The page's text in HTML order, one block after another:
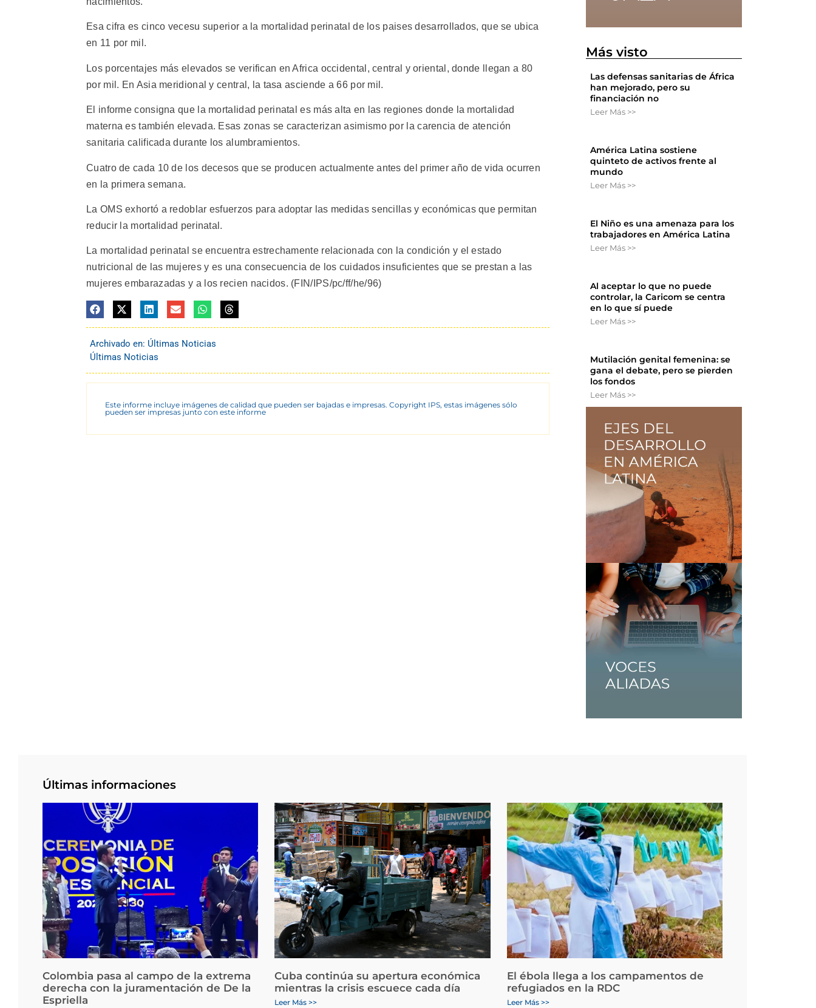
Esa cifra es cinco vecesu superior a la mortalidad perinatal de los paises desarrollados, que se ubica
en 11 por mil.
Los porcentajes más elevados se verifican en Africa occidental, central y oriental, donde llegan a 80
por mil. En Asia meridional y central, la tasa asciende a 66 por mil.
El informe consigna que la mortalidad perinatal es más alta en las regiones donde la mortalidad
materna es también elevada. Esas zonas se caracterizan asimismo por la carencia de atención
sanitaria calificada durante los alumbramientos.
Cuatro de cada 10 de los decesos que se producen actualmente antes del primer año de vida ocurren
en la primera semana.
La OMS exhortó a redoblar esfuerzos para adoptar las medidas sencillas y económicas que permitan
reducir la mortalidad perinatal.
La mortalidad perinatal se encuentra estrechamente relacionada con la condición y el estado
nutricional de las mujeres y es una consecuencia de los cuidados insuficientes que se prestan a las
mujeres embarazadas y a los recien nacidos. (FIN/IPS/pc/ff/he/96)
Archivado en: Últimas Noticias
Últimas Noticias
Este informe incluye imágenes de calidad que pueden ser bajadas e impresas. Copyright IPS, estas imágenes sólo
pueden ser impresas junto con este informe
Más visto
Las defensas sanitarias de África
han mejorado, pero su
financiación no
Leer Más >>
América Latina sostiene
quinteto de activos frente al
mundo
Leer Más >>
El Niño es una amenaza para los
trabajadores en América Latina
Leer Más >>
Al aceptar lo que no puede
controlar, la Caricom se centra
en lo que sí puede
Leer Más >>
Mutilación genital femenina: se
gana el debate, pero se pierden
los fondos
Leer Más >>
Últimas informaciones
Colombia pasa al campo de la extrema
derecha con la juramentación de De la
Espriella
Cuba continúa su apertura económica
mientras la crisis escuece cada día
Leer Más >>
El ébola llega a los campamentos de
refugiados en la RDC
Leer Más >>